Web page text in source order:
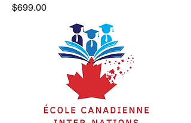
Price
$699.00